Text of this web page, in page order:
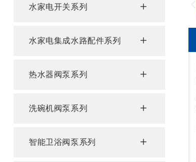
水家电开关系列
水家电集成水路配件系列
热水器阀泵系列
洗碗机阀泵系列
智能卫浴阀泵系列